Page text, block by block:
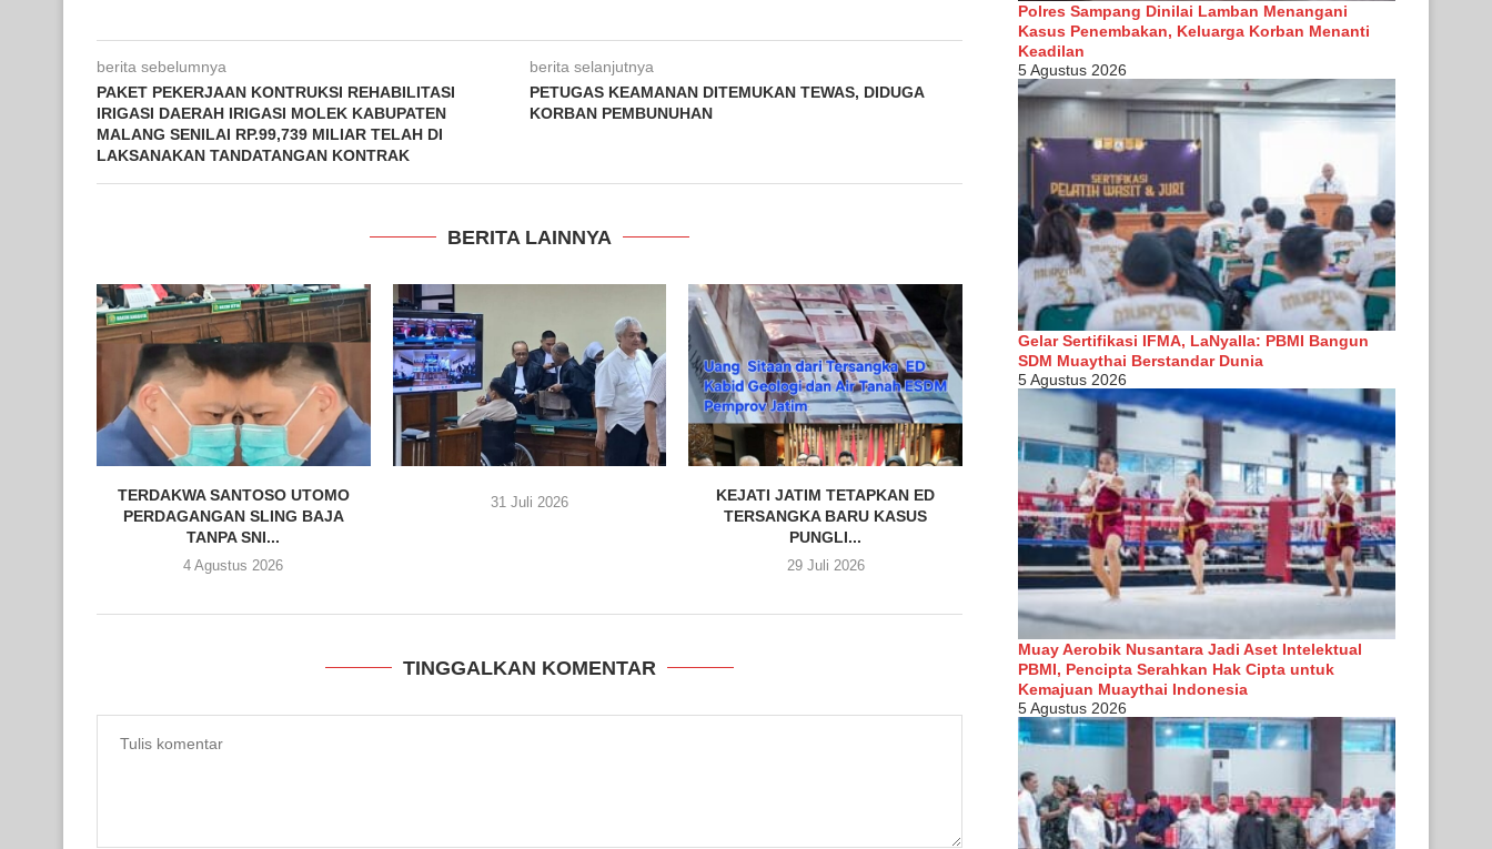
berita sebelumnya
PAKET PEKERJAAN KONTRUKSI REHABILITASI
IRIGASI DAERAH IRIGASI MOLEK KABUPATEN
MALANG SENILAI RP.99,739 MILIAR TELAH DI
LAKSANAKAN TANDATANGAN KONTRAK
berita selanjutnya
PETUGAS KEAMANAN DITEMUKAN TEWAS, DIDUGA
KORBAN PEMBUNUHAN
BERITA LAINNYA
TERDAKWA SANTOSO UTOMO
PERDAGANGAN SLING BAJA
TANPA SNI...
4 Agustus 2026
31 Juli 2026
KEJATI JATIM TETAPKAN ED
TERSANGKA BARU KASUS
PUNGLI...
29 Juli 2026
TINGGALKAN KOMENTAR
Polres Sampang Dinilai Lamban Menangani
Kasus Penembakan, Keluarga Korban Menanti
Keadilan
5 Agustus 2026
Gelar Sertifikasi IFMA, LaNyalla: PBMI Bangun
SDM Muaythai Berstandar Dunia
5 Agustus 2026
Muay Aerobik Nusantara Jadi Aset Intelektual
PBMI, Pencipta Serahkan Hak Cipta untuk
Kemajuan Muaythai Indonesia
5 Agustus 2026